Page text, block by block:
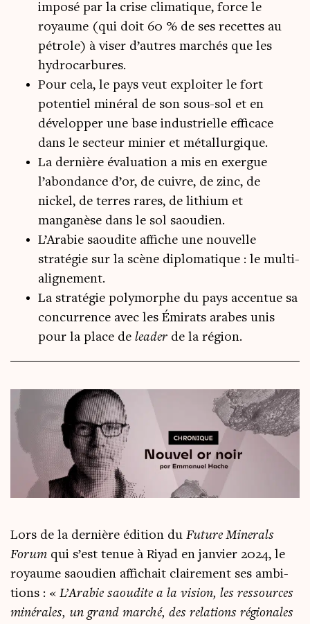
imposé par la crise climatique, force le
royaume (qui doit 60 % de ses recettes au
pétrole) à viser d’autres marchés que les
hydrocarbures.
Pour cela, le pays veut exploiter le fort
potentiel minéral de son sous-sol et en
développer une base industrielle efficace
dans le secteur minier et métallurgique.
La dernière évaluation a mis en exergue
l’abondance d’or, de cuivre, de zinc, de
nickel, de terres rares, de lithium et
manganèse dans le sol saoudien.
L’Arabie saoudite affiche une nouvelle
stratégie sur la scène diplomatique : le multi-
alignement.
La stratégie polymorphe du pays accentue sa
concurrence avec les Émirats arabes unis
pour la place de leader de la région.
Lors de la der­nière édi­tion du Future Mine­rals
Forum qui s’est tenue à Riyad en jan­vier 2024, le
royaume saou­dien affi­chait clai­re­ment ses ambi­
tions : « L’A­ra­bie saou­dite a la vision, les res­sources
miné­rales, un grand mar­ché, des rela­tions régio­nales